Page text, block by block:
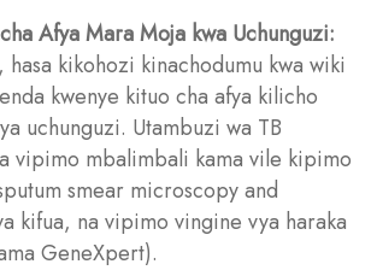
Afya Mara Moja kwa Uchunguzi:
kikohozi kinachodumu kwa wiki
kwenye kituo cha afya kilicho
uchunguzi. Utambuzi wa TB
vipimo mbalimbali kama vile kipimo
smear microscopy and
kifua, na vipimo vingine vya haraka
GeneXpert).